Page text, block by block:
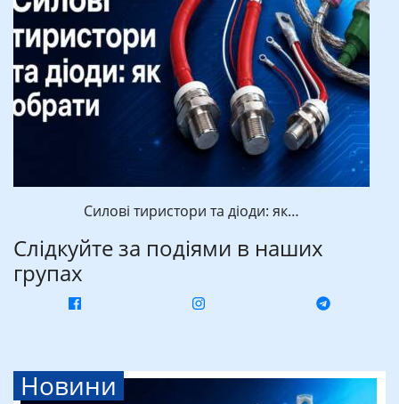
Силові тиристори та діоди: як…
Слідкуйте за подіями в наших
групах
Новини